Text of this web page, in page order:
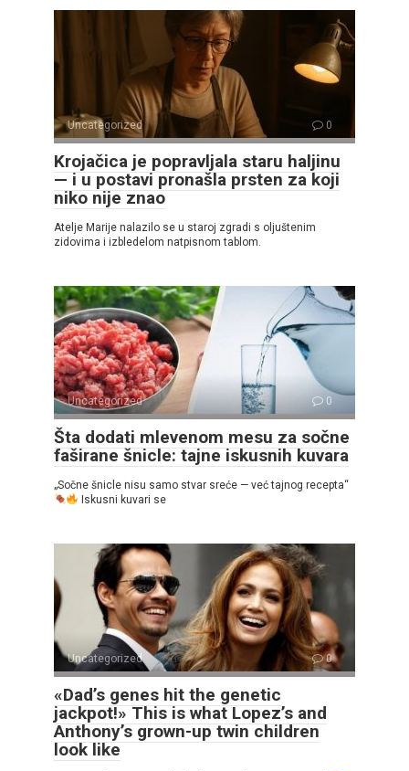
Uncategorized 0
Krojačica je popravljala staru haljinu
— i u postavi pronašla prsten za koji
niko nije znao
Atelje Marije nalazilo se u staroj zgradi s oljuštenim
zidovima i izbledelom natpisnom tablom.
Uncategorized 0
Šta dodati mlevenom mesu za sočne
faširane šnicle: tajne iskusnih kuvara
„Sočne šnicle nisu samo stvar sreće — već tajnog recepta“
Iskusni kuvari se
Uncategorized 0
«Dad’s genes hit the genetic
jackpot!» This is what Lopez’s and
Anthony’s grown-up twin children
look like